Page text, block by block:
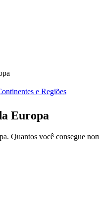
e Regiões
Europa
Quantos você consegue